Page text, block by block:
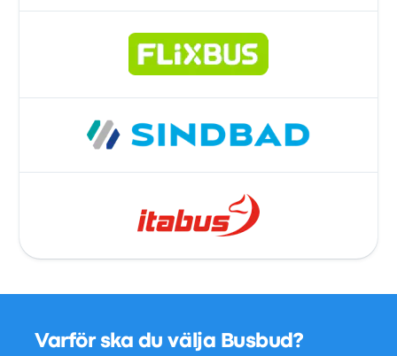
Varför ska du välja Busbud?